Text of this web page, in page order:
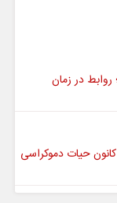
در زمان
حیات دموکراسی